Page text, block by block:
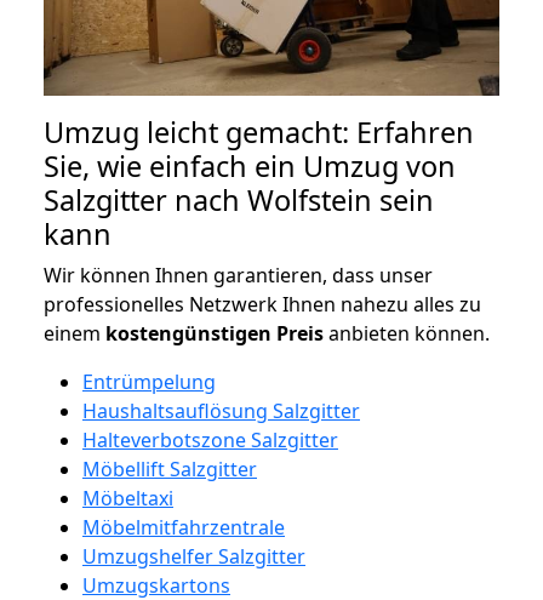
Umzug leicht gemacht: Erfahren
Sie, wie einfach ein Umzug von
Salzgitter nach Wolfstein sein
kann
Wir können Ihnen garantieren, dass unser
professionelles Netzwerk Ihnen nahezu alles zu
einem kostengünstigen Preisanbieten können.
Entrümpelung
Haushaltsauflösung Salzgitter
Halteverbotszone Salzgitter
Möbellift Salzgitter
Möbeltaxi
Möbelmitfahrzentrale
Umzugshelfer Salzgitter
Umzugskartons